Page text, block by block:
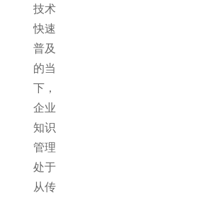
技术
快速
普及
的当
下，
企业
知识
管理
处于
从传